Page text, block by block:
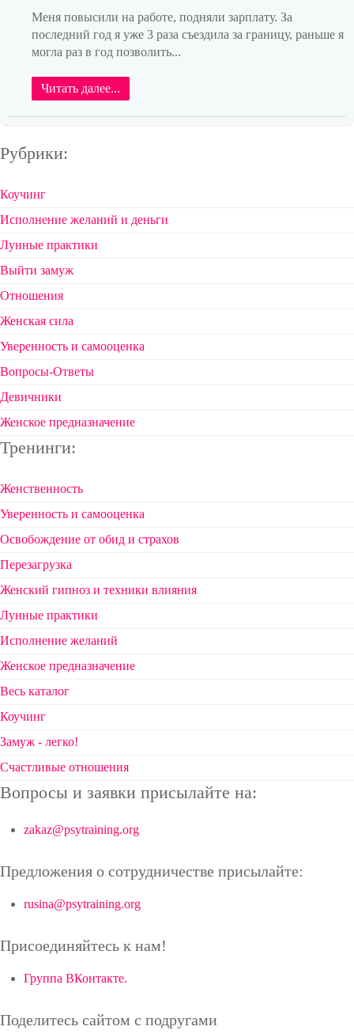
Меня повысили на работе, подняли зарплату. За
последний год я уже 3 раза съездила за границу, раньше я
могла раз в год позволить...
Читать далее...
Рубрики:
Коучинг
Исполнение желаний и деньги
Лунные практики
Выйти замуж
Отношения
Женская сила
Уверенность и самооценка
Вопросы-Ответы
Девичники
Женское предназначение
Тренинги:
Женственность
Уверенность и самооценка
Освобождение от обид и страхов
Перезагрузка
Женский гипноз и техники влияния
Лунные практики
Исполнение желаний
Женское предназначение
Весь каталог
Коучинг
Замуж - легко!
Счастливые отношения
Вопросы и заявки присылайте на:
zakaz@psytraining.org
Предложения о сотрудничестве присылайте:
rusina@psytraining.org
Присоединяйтесь к нам!
Группа ВКонтакте.
Поделитесь сайтом с подругами